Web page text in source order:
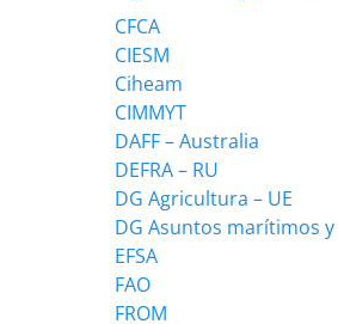
CFCA
CIESM
Ciheam
CIMMYT
DAFF – Australia
DEFRA – RU
DG Agricultura – UE
DG Asuntos marítimos y
EFSA
FAO
FROM